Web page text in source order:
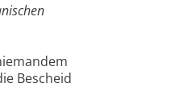
Bescheid